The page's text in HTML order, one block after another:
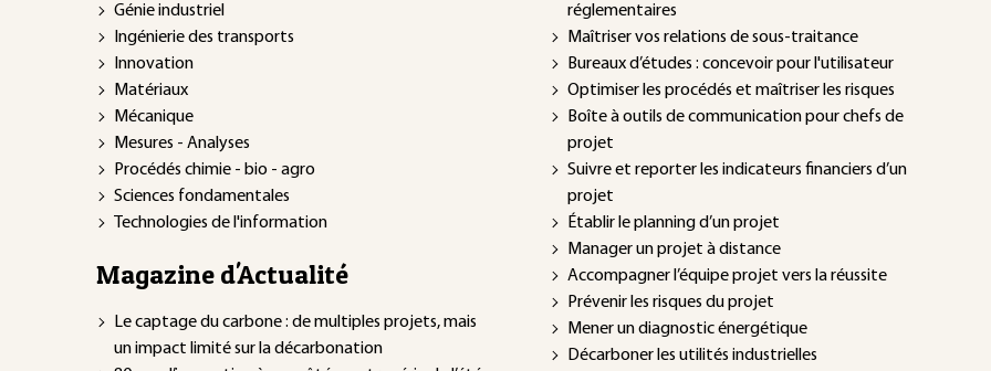
Génie industriel
Ingénierie des transports
Innovation
Matériaux
Mécanique
Mesures - Analyses
Procédés chimie - bio - agro
Sciences fondamentales
Technologies de l'information
Magazine d'Actualité
Le captage du carbone : de multiples projets, mais
un impact limité sur la décarbonation
réglementaires
Maîtriser vos relations de sous-traitance
Bureaux d’études : concevoir pour l'utilisateur
Optimiser les procédés et maîtriser les risques
Boîte à outils de communication pour chefs de
projet
Suivre et reporter les indicateurs financiers d’un
projet
Établir le planning d’un projet
Manager un projet à distance
Accompagner l’équipe projet vers la réussite
Prévenir les risques du projet
Mener un diagnostic énergétique
Décarboner les utilités industrielles